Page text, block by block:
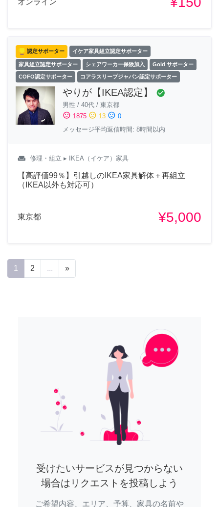
オンライン
認定サポーター イケア家具組立認定サポーター
家具組立認定サポーター シェアワーカー保険加入 Gold サポーター
COFO認定サポーター コアラスリープジャパン認定サポーター
やりが【IKEA認定】 check_circle
男性 / 40代 / 東京都
sentiment_satisfied 1875 sentiment_neutral 13 sentiment_dissatisfied 0
メッセージ平均返信時間: 8時間以内
weekend 修理・組立 ▸ IKEA（イケア）家具
【高評価99％】引越しのIKEA家具解体＋再組立
（IKEA以外も対応可）
東京都 ¥5,000
1 2 ... »
受けたいサービスが見つからない
場合はリクエストを投稿しよう
ご希望内容、エリア、予算、家具の名前や